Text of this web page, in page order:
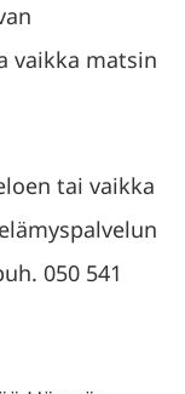
vaikka matsin
tai vaikka
050 541